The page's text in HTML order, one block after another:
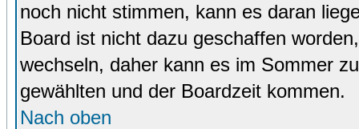
noch nicht stimmen, kann es daran
Board ist nicht dazu geschaffen
wechseln, daher kann es im Sommer
gewählten und der Boardzeit kommen.
Nach oben